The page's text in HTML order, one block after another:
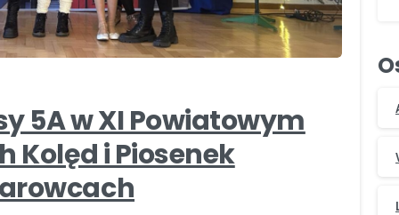
-
5A w XI Powiatowym
Kolęd i Piosenek